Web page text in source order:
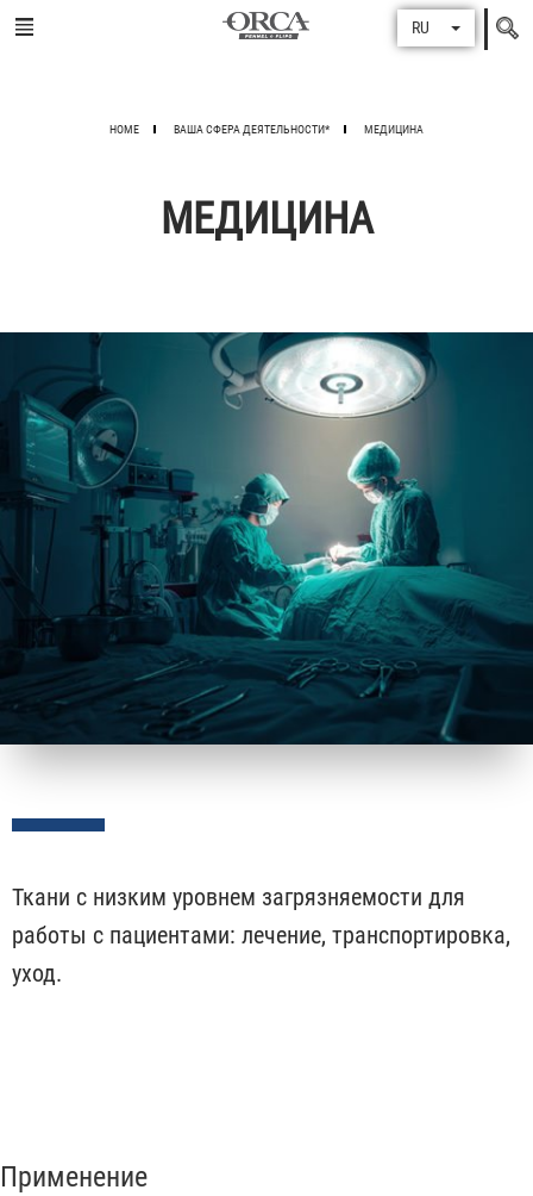
Поиск
по
RU
HOME ВАША СФЕРА ДЕЯТЕЛЬНОСТИ* МЕДИЦИНА
МЕДИЦИНА
Ткани с низким уровнем загрязняемости для
работы с пациентами: лечение, транспортировка,
уход.
Применение